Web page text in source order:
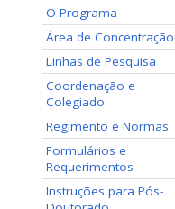
O Programa
Área de Concentração
Linhas de Pesquisa
Coordenação e
Colegiado
Regimento e Normas
Formulários e
Requerimentos
Instruções para Pós-